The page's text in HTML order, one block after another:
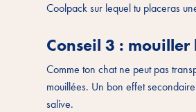
Coolpack sur lequel tu placeras
Conseil 3 : mouiller
Comme ton chat ne peut pas
mouillées. Un bon effet
salive.